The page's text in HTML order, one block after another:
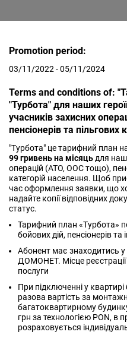
Promotion period:
03/11/2022 - 05/11/2024
Terms and conditions of:
"Турбота" для наших
учасників захисних
пенсіонерів та пільгових
"Турбота" це тарифний план
99 гривень на місяць для
операцій (АТО, ООС тощо),
категорій населення. Щоб
час оформлення заявки, що
надайте копії відповідних
статус.
Тарифний план «Турбота»
бойових дій, пенсіонерів та
Абонент має знаходитись
ДОМОНЕТ. Місце
послуги
При підключенні у
разова вартість за
багатоквартирному
грн за технологією PON, в
розраховується